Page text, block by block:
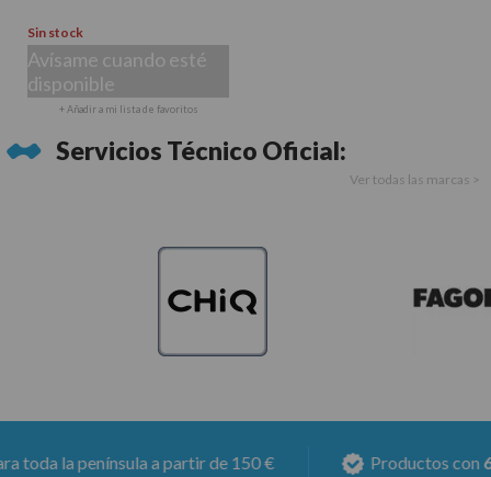
Sin stock
Avísame cuando esté
disponible
+ Añadir a mi lista de favoritos
Servicios Técnico Oficial:
Ver todas las marcas >
la península a partir de 150 € Productos con6